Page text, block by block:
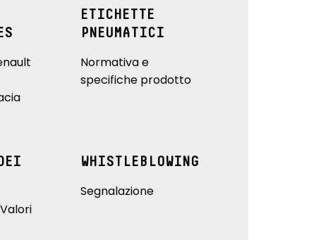
ETICHETTE
PNEUMATICI
Normativa e
specifiche prodotto
WHISTLEBLOWING
Segnalazione